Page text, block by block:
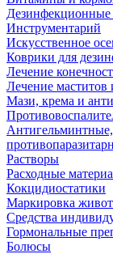
Дезинфекционные
Инструментарий
Искусственное
Коврики для
Лечение
Лечение маститов
Мази, крема и
Растворы
Расходные
Кокцидиостатики
Маркировка
Средства
Гормональные
Болюсы